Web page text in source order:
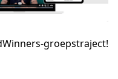
groepstraject!